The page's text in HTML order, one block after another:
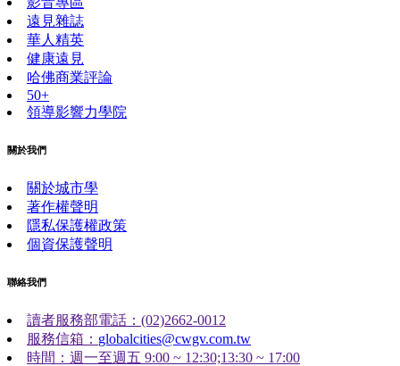
遠見雜誌
華人精英
健康遠見
哈佛商業評論
50+
領導影響力學院
關於我們
關於城市學
著作權聲明
隱私保護權政策
個資保護聲明
聯絡我們
讀者服務部電話：(02)2662-0012
服務信箱： globalcities@cwgv.com.tw
時間：週一至週五 9:00 ~ 12:30;13:30 ~ 17:00